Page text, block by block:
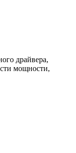
драйвера,
мощности,